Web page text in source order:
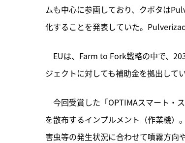
ムも中心に参画しており、クボタは
化することを発表していた。
EUは、Farm to Fork戦略の中で、
ジェクトに対しても補助金を拠出してい
今回受賞した「OPTIMAスマート・
を散布するインプルメント（作業機）
害虫等の発生状況に合わせて噴霧方向